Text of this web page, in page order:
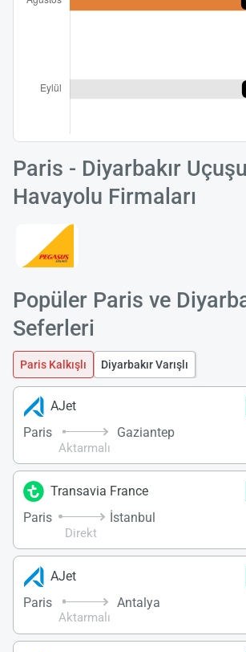
Paris - Diyarbakır
Havayolu Firmaları
Popüler Paris ve
Seferleri
Paris Kalkışlı Diyarbakır Varışlı
AJet
Paris
Aktarmalı
Gaziantep
Transavia France
Paris
Direkt
İstanbul
AJet
Paris
Aktarmalı
Antalya